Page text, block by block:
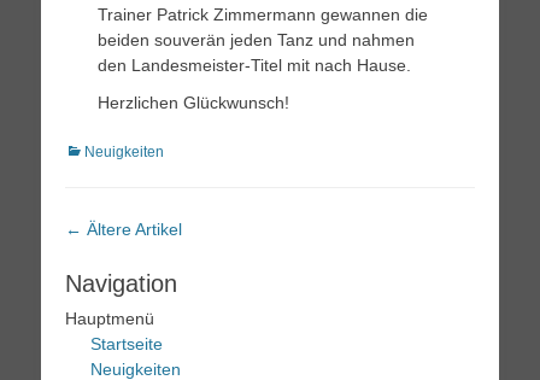
Trainer Patrick Zimmermann gewannen die
beiden souverän jeden Tanz und nahmen
den Landesmeister-Titel mit nach Hause.
Herzlichen Glückwunsch!
Kategorien
Neuigkeiten
Artikel-
← Ältere Artikel
Navigation
Hauptmenü
Startseite
Neuigkeiten